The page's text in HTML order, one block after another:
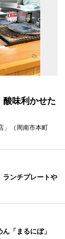
味利かせた
」（周南市本町
ンチプレートや
ん「まるにぼ」